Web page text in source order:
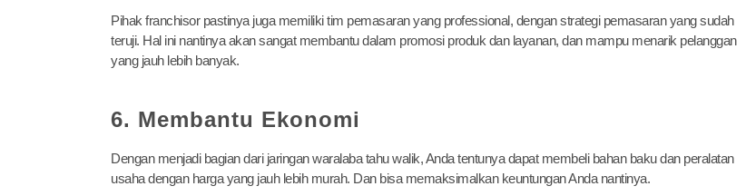
Pihak franchisor pastinya juga memiliki tim pemasaran yang professional, dengan strategi pemasaran yang sudah
teruji. Hal ini nantinya akan sangat membantu dalam promosi produk dan layanan, dan mampu menarik pelanggan
yang jauh lebih banyak.
6. Membantu Ekonomi
Dengan menjadi bagian dari jaringan waralaba tahu walik, Anda tentunya dapat membeli bahan baku dan peralatan
usaha dengan harga yang jauh lebih murah. Dan bisa memaksimalkan keuntungan Anda nantinya.